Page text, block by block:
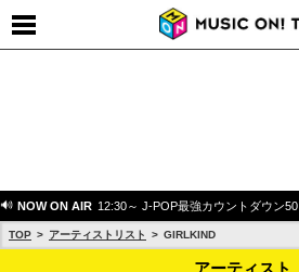
NOW ON AIR 12:30～ J-POP最強カウントダウン50
TOP アーティストリスト GIRLKIND
アーティスト